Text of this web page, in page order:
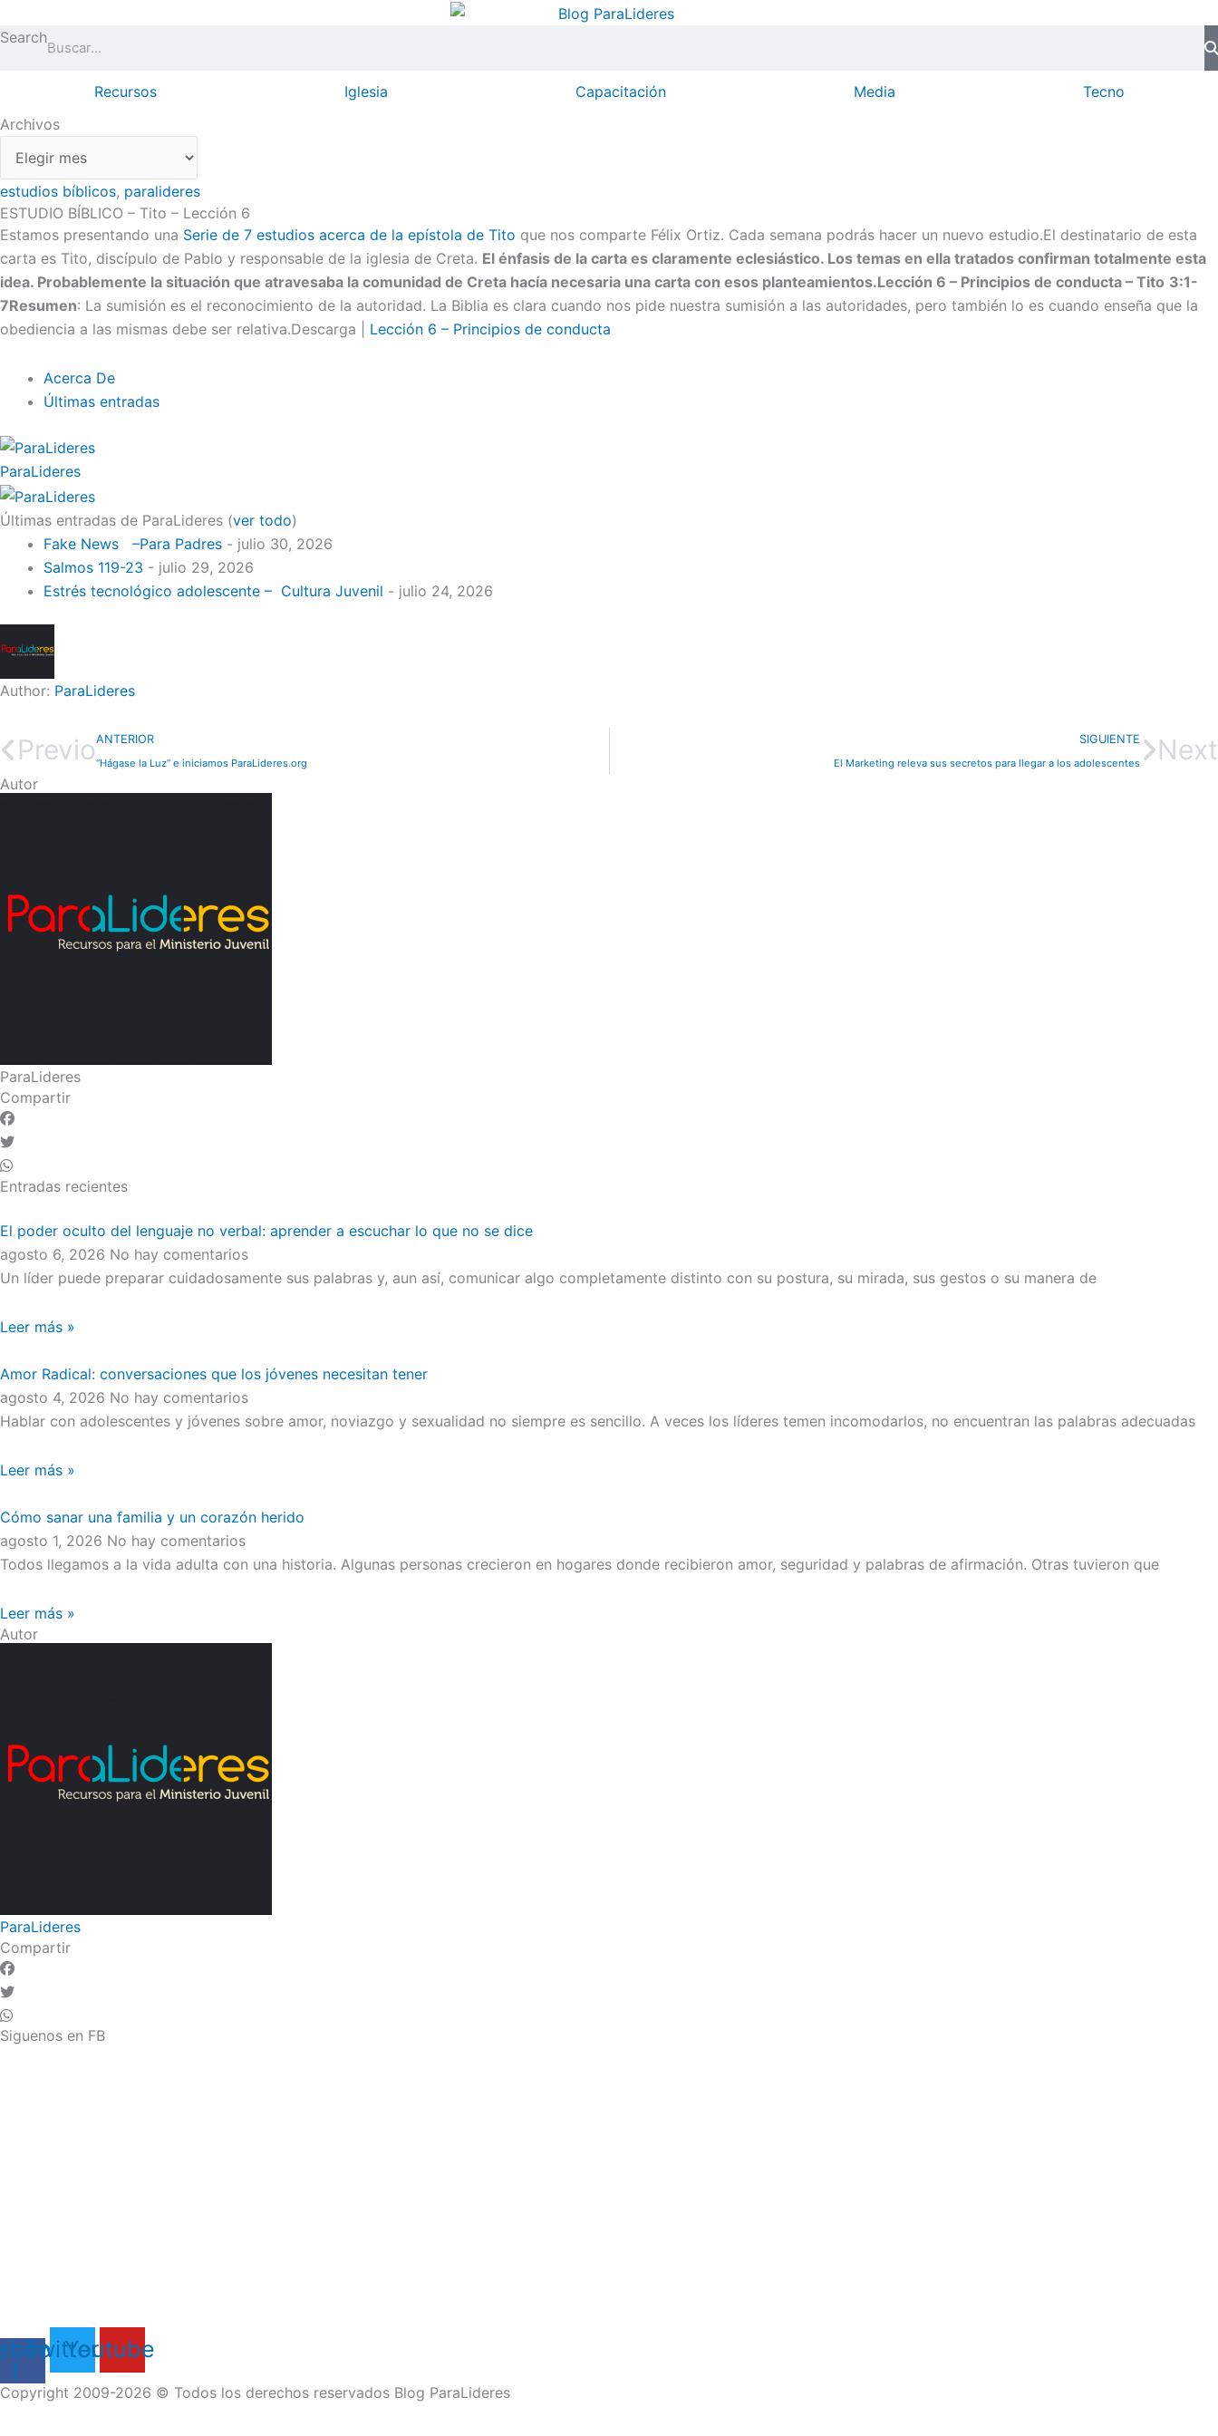
al
contenido
Search
Recursos Iglesia Capacitación Media
Tecno
Archivos
estudios bíblicos, paralideres
ESTUDIO BÍBLICO – Tito – Lección 6
Estamos presentando una Serie de 7 estudios acerca de la epístola de Tito que nos comparte Félix Ortiz. Cada semana podrás hacer un nuevo estudio.El destinatario de esta
carta es Tito, discípulo de Pablo y responsable de la iglesia de Creta. El énfasis de la carta es claramente eclesiástico. Los temas en ella tratados confirman totalmente esta
idea. Probablemente la situación que atravesaba la comunidad de Creta hacía necesaria una carta con esos planteamientos.Lección 6 – Principios de conducta – Tito 3:1-
7Resumen: La sumisión es el reconocimiento de la autoridad. La Biblia es clara cuando nos pide nuestra sumisión a las autoridades, pero también lo es cuando enseña que la
obediencia a las mismas debe ser relativa.Descarga | Lección 6 – Principios de conducta
Acerca De
Últimas entradas
ParaLideres
Últimas entradas de ParaLideres (ver todo)
Fake News –Para Padres - julio 30, 2026
Salmos 119-23 - julio 29, 2026
Estrés tecnológico adolescente – Cultura Juvenil - julio 24, 2026
Author: ParaLideres
PrevioANTERIOR
“Hágase la Luz” e iniciamos ParaLideres.org
SIGUIENTE
El Marketing releva sus secretos para llegar a los adolescentes Next
Autor
ParaLideres
Compartir
Entradas recientes
El poder oculto del lenguaje no verbal: aprender a escuchar lo que no se dice
agosto 6, 2026 No hay comentarios
Un líder puede preparar cuidadosamente sus palabras y, aun así, comunicar algo completamente distinto con su postura, su mirada, sus gestos o su manera de
Leer más »
Amor Radical: conversaciones que los jóvenes necesitan tener
agosto 4, 2026 No hay comentarios
Hablar con adolescentes y jóvenes sobre amor, noviazgo y sexualidad no siempre es sencillo. A veces los líderes temen incomodarlos, no encuentran las palabras adecuadas
Leer más »
Cómo sanar una familia y un corazón herido
agosto 1, 2026 No hay comentarios
Todos llegamos a la vida adulta con una historia. Algunas personas crecieron en hogares donde recibieron amor, seguridad y palabras de afirmación. Otras tuvieron que
Leer más »
Autor
ParaLideres
Compartir
Siguenos en FB
f
TwitterYoutube
Copyright 2009-2026 © Todos los derechos reservados Blog ParaLideres